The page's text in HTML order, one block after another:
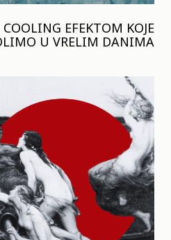
EFEKTOM KOJE
U VRELIM DANIMA